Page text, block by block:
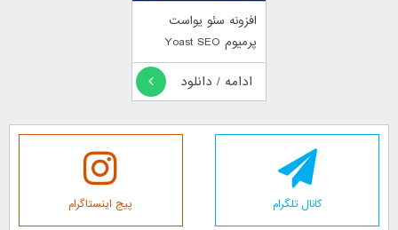
افزونه سئو یواست
پرمیوم Yoast SEO
Premium
ادامه / دانلود
کانال تلگرام پیج اینستاگرام